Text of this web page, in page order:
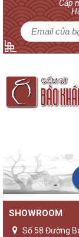
Cập
SHOWROOM
Số 58 Đường